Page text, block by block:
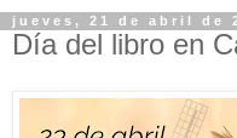
jueves, 21 de abril de
Día del libro en